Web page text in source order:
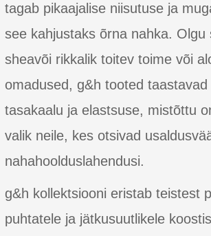
tagab pikaajalise niisutuse ja
see kahjustaks õrna nahka. Olgu
sheavõi rikkalik toitev toime või
omadused, g&h tooted taastavad
tasakaalu ja elastsuse, mistõttu
valik neile, kes otsivad
nahahoolduslahendusi.
g&h kollektsiooni eristab teistest
puhtatele ja jätkusuutlikele